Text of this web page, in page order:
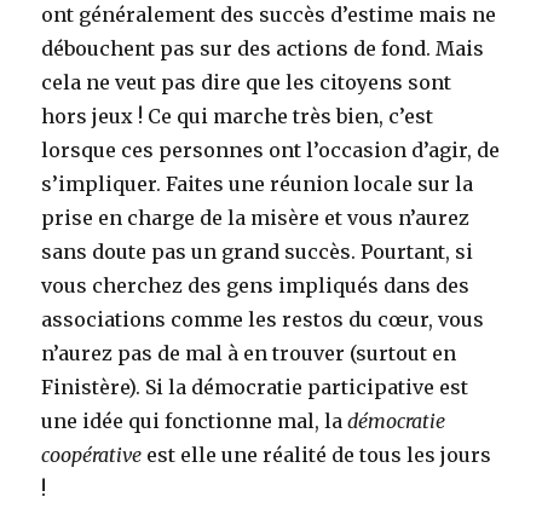
ont généralement des succès d’estime mais ne
débouchent pas sur des actions de fond. Mais
cela ne veut pas dire que les citoyens sont
hors jeux ! Ce qui marche très bien, c’est
lorsque ces personnes ont l’occasion d’agir, de
s’impliquer. Faites une réunion locale sur la
prise en charge de la misère et vous n’aurez
sans doute pas un grand succès. Pourtant, si
vous cherchez des gens impliqués dans des
associations comme les restos du cœur, vous
n’aurez pas de mal à en trouver (surtout en
Finistère). Si la démocratie participative est
une idée qui fonctionne mal, ladémocratie
coopérative est elle une réalité de tous les jours
!